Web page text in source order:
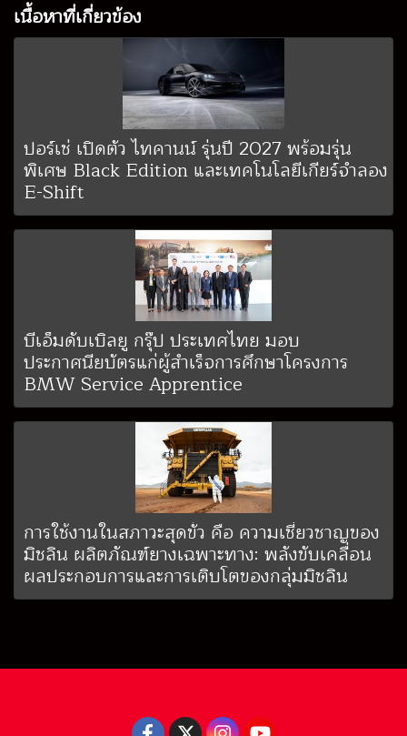
เนื้อหาที่เกี่ยวข้อง
ปอร์เช่ เปิดตัว ไทคานน์ รุ่นปี 2027 พร้อมรุ่น
พิเศษ Black Edition และเทคโนโลยีเกียร์จำลอง
E-Shift
บีเอ็มดับเบิลยู กรุ๊ป ประเทศไทย มอบ
ประกาศนียบัตรแก่ผู้สำเร็จการศึกษาโครงการ
BMW Service Apprentice
การใช้งานในสภาวะสุดขั้ว คือ ความเชี่ยวชาญของ
มิชลิน ผลิตภัณฑ์ยางเฉพาะทาง: พลังขับเคลื่อน
ผลประกอบการและการเติบโตของกลุ่มมิชลิน